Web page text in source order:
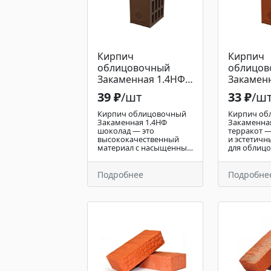
Кирпич
облицовочный
Закаменная 1.4НФ
шоколад
39 ₽/шт
Кирпич облицовочный
Закаменная 1.4НФ
шоколад — это
высококачественный
материал с насыщенным
оттенком, который
придаёт фасаду
элегантный и
современный вид. Его
решений, делая внешний
облик здания
выразительным и
уникальным. Кирпич
обладает высокой
Подробнее
Кирпич
терракот
33 ₽/
Кирпич
терракот
и
для
внимание
Этот
Он
свойствами,